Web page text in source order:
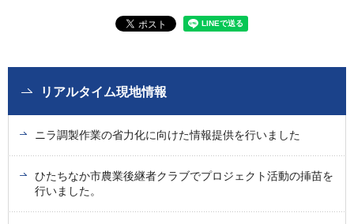
リアルタイム現地情報
ニラ調製作業の省力化に向けた情報提供を行いました
ひたちなか市農業後継者クラブでプロジェクト活動の挿苗を
行いました。